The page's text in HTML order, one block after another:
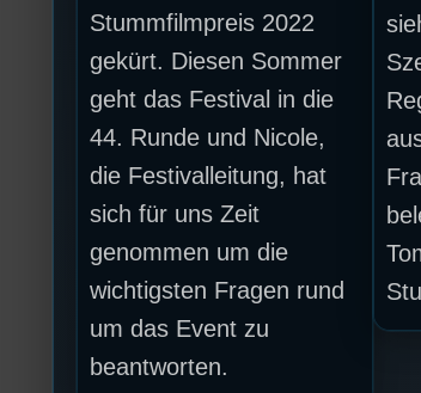
Stummfilmpreis 2022
gekürt. Diesen Sommer
geht das Festival in die
44. Runde und Nicole,
die Festivalleitung, hat
sich für uns Zeit
genommen um die
wichtigsten Fragen rund
um das Event zu
beantworten.